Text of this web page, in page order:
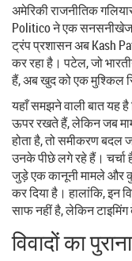
अमेरिकी राजनीतिक
Politicoने एक सनसनीखेज
ट्रंप प्रशासन अबKash
कर रहा है। पटेल, जो
हैं, अब खुद को एक मुश्किल
यहाँ समझने वाली बात यह
ऊपर रखते हैं, लेकिन जब
होता है, तो समीकरण बदल
उनके पीछे लगे रहे हैं।
जुड़े एक कानूनी मामले और
कर दिया है। हालांकि, इन
साफ नहीं है, लेकिन टाइमिंग
विवादों का